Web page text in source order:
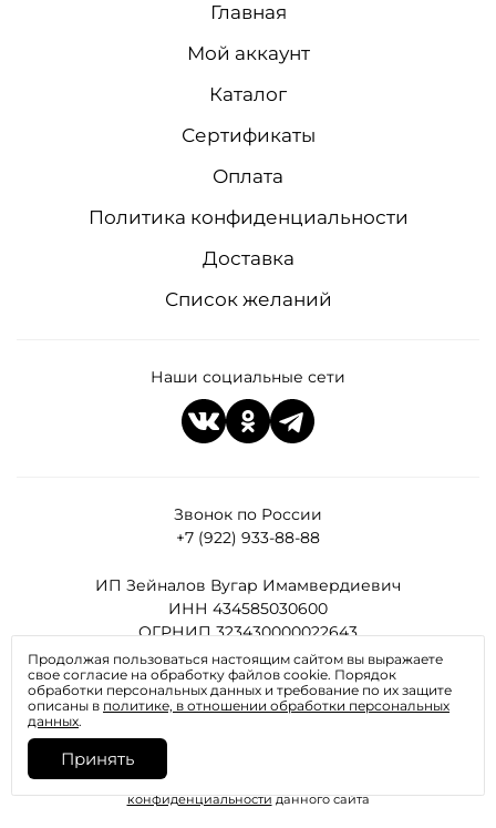
Звонок по России
+7 (922) 933-88-88
ИП Зейналов Вугар Имамвердиевич
ИНН 434585030600
ОГРНИП 323430000022643
Все права защищены
Главная
Мой аккаунт
Каталог
Сертификаты
Оплата
Политика конфиденциальности
Доставка
Список желаний
Наши социальные сети
Отправляя любую форму на сайте, вы соглашаетесь с
конфиденциальностиданного сайта
Продолжая пользоваться настоящим сайтом вы выражаете
свое согласие на обработку файлов cookie. Порядок
обработки персональных данных и требование по их защите
описаны в политике, в отношении обработки персональных
данных.
Принять